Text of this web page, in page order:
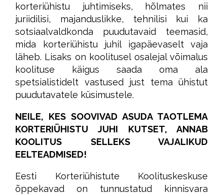
korteriühistu juhtimiseks, hõlmates nii
juriidilisi, majanduslikke, tehnilisi kui ka
sotsiaalvaldkonda puudutavaid teemasid,
mida korteriühistu juhil igapäevaselt vaja
läheb. Lisaks on koolitusel osalejal võimalus
koolituse käigus saada oma ala
spetsialistidelt vastused just tema ühistut
puudutavatele küsimustele.
NEILE, KES SOOVIVAD ASUDA TAOTLEMA
KORTERIÜHISTU JUHI KUTSET, ANNAB
KOOLITUS SELLEKS VAJALIKUD
EELTEADMISED!
Eesti Korteriühistute Koolituskeskuse
õppekavad on tunnustatud kinnisvara